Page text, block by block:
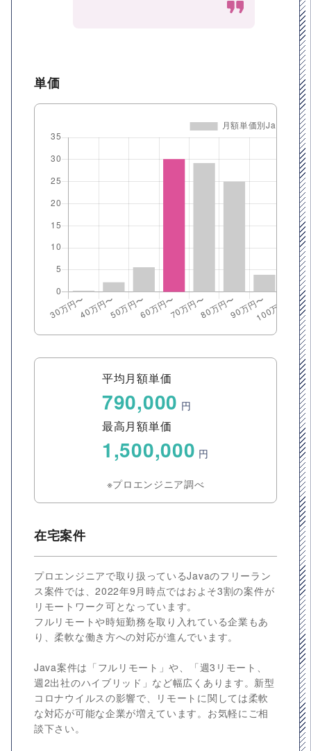
単価
平均月額単価
790,000 円
最高月額単価
1,500,000 円
※プロエンジニア調べ
在宅案件
プロエンジニアで取り扱っているJavaのフリーラン
ス案件では、2022年9月時点ではおよそ3割の案件が
リモートワーク可となっています。
フルリモートや時短勤務を取り入れている企業もあ
り、柔軟な働き方への対応が進んでいます。
Java案件は「フルリモート」や、「週3リモート、
週2出社のハイブリッド」など幅広くあります。新型
コロナウイルスの影響で、リモートに関しては柔軟
な対応が可能な企業が増えています。お気軽にご相
談下さい。